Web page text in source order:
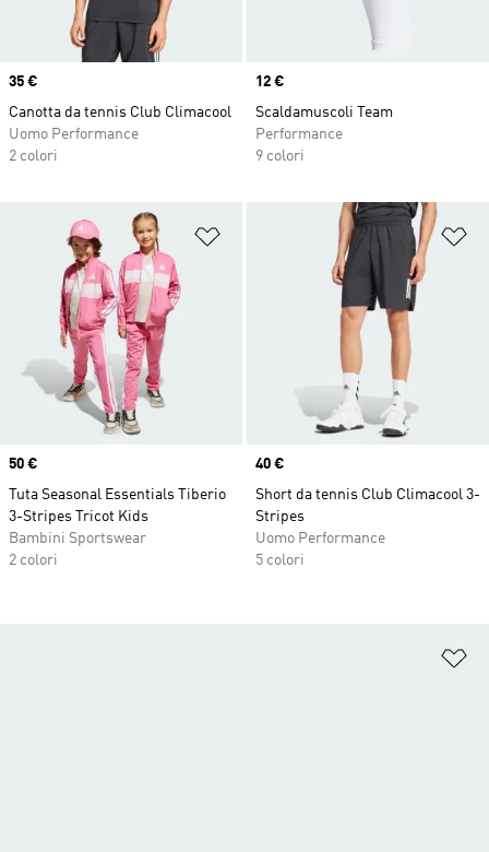
Price
35 €
Canotta da tennis Club Climacool
Uomo Performance
2 colori
Price
12 €
Scaldamuscoli Team
Performance
9 colori
Aggiungi alla lista dei desideri
Price
50 €
Tuta Seasonal Essentials Tiberio
3-Stripes Tricot Kids
Bambini Sportswear
2 colori
Price
40 €
Short da tennis Club Climacool 3-
Stripes
Uomo Performance
5 colori